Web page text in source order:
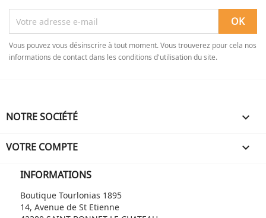
Vous pouvez vous désinscrire à tout moment. Vous trouverez pour cela nos
informations de contact dans les conditions d'utilisation du site.
NOTRE SOCIÉTÉ 
VOTRE COMPTE 
INFORMATIONS
Boutique Tourlonias 1895
14, Avenue de St Etienne